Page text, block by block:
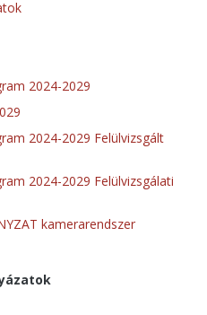
2024-2029
2024-2029 Felülvizsgált
2024-2029 Felülvizsgálati
kamerarendszer